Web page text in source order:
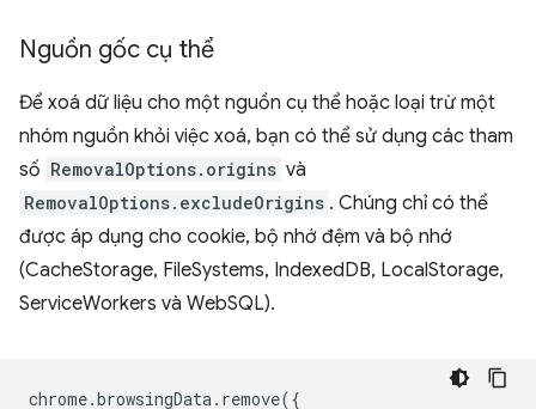
Nguồn gốc cụ thể
Để xoá dữ liệu cho một nguồn cụ thể hoặc loại trừ một
nhóm nguồn khỏi việc xoá, bạn có thể sử dụng các tham
số RemovalOptions.origins và
RemovalOptions.excludeOrigins . Chúng chỉ có thể
được áp dụng cho cookie, bộ nhớ đệm và bộ nhớ
(CacheStorage, FileSystems, IndexedDB, LocalStorage,
ServiceWorkers và WebSQL).
chrome.browsingData. remove({